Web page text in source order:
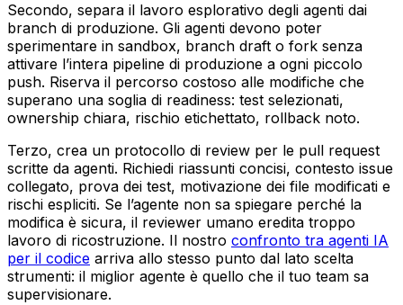
Secondo, separa il lavoro esplorativo degli agenti dai
branch di produzione. Gli agenti devono poter
sperimentare in sandbox, branch draft o fork senza
attivare l’intera pipeline di produzione a ogni piccolo
push. Riserva il percorso costoso alle modifiche che
superano una soglia di readiness: test selezionati,
ownership chiara, rischio etichettato, rollback noto.
Terzo, crea un protocollo di review per le pull request
scritte da agenti. Richiedi riassunti concisi, contesto issue
collegato, prova dei test, motivazione dei file modificati e
rischi espliciti. Se l’agente non sa spiegare perché la
modifica è sicura, il reviewer umano eredita troppo
lavoro di ricostruzione. Il nostro confronto tra agenti IA
per il codice arriva allo stesso punto dal lato scelta
strumenti: il miglior agente è quello che il tuo team sa
supervisionare.